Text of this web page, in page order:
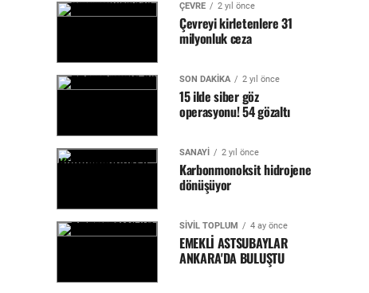
ÇEVRE 2 yıl önce
Çevreyi kirletenlere 31
milyonluk ceza
SON DAKİKA 2 yıl önce
15 ilde siber göz
operasyonu! 54 gözaltı
SANAYİ 2 yıl önce
Karbonmonoksit hidrojene
dönüşüyor
SİVİL TOPLUM 4 ay önce
EMEKLİ ASTSUBAYLAR
ANKARA'DA BULUŞTU